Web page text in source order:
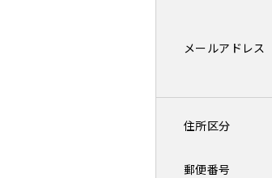
メールアドレス
住所区分
郵便番号